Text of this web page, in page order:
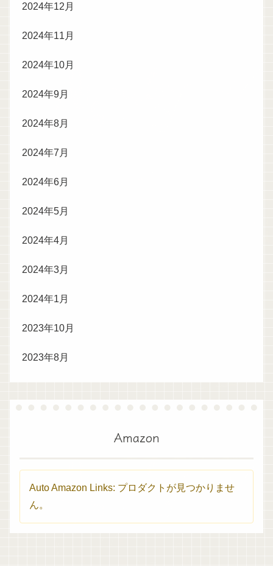
2024年12月
2024年11月
2024年10月
2024年9月
2024年8月
2024年7月
2024年6月
2024年5月
2024年4月
2024年3月
2024年1月
2023年10月
2023年8月
Amazon
Auto Amazon Links: プロダクトが見つかりませ
ん。